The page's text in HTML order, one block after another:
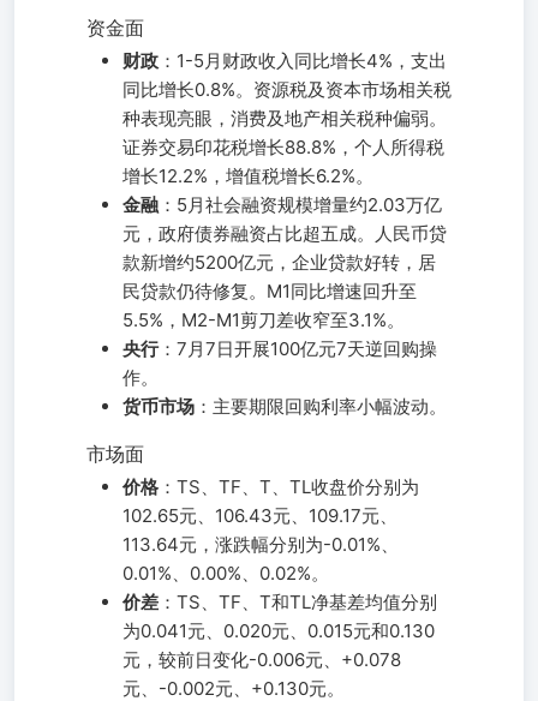
资金面
财政 ：1-5月财政收入同比增长4%，支出
同比增长0.8%。资源税及资本市场相关税
种表现亮眼，消费及地产相关税种偏弱。
证券交易印花税增长88.8%，个人所得税
增长12.2%，增值税增长6.2%。
金融 ：5月社会融资规模增量约2.03万亿
元，政府债券融资占比超五成。人民币贷
款新增约5200亿元，企业贷款好转，居
民贷款仍待修复。M1同比增速回升至
5.5%，M2-M1剪刀差收窄至3.1%。
央行：7月7日开展100亿元7天逆回购操
作。
货币市场 ：主要期限回购利率小幅波动。
市场面
价格 ：TS、TF、T、TL收盘价分别为
102.65元、106.43元、109.17元、
113.64元，涨跌幅分别为-0.01%、
0.01%、0.00%、0.02%。
价差 ：TS、TF、T和TL净基差均值分别
为0.041元、0.020元、0.015元和0.130
元，较前日变化-0.006元、+0.078
元、-0.002元、+0.130元。